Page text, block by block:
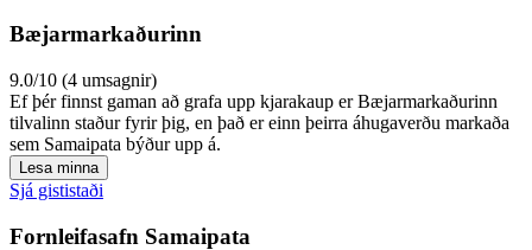
Bæjarmarkaðurinn
9.0/10 (4 umsagnir)
Ef þér finnst gaman að grafa upp kjarakaup er Bæjarmarkaðurinn
tilvalinn staður fyrir þig, en það er einn þeirra áhugaverðu markaða
sem Samaipata býður upp á.
Lesa minna
Sjá gististaði
Fornleifasafn Samaipata